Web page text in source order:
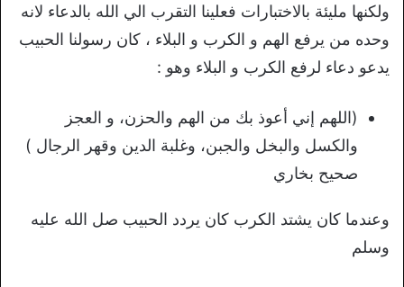
ولكنها مليئة بالاختبارات فعلينا التقرب الي الله بالدعاء لانه
وحده من يرفع الهم و الكرب و البلاء ، كان رسولنا الحبيب
يدعو دعاء لرفع الكرب و البلاء وهو :
(اللهم إني أعوذ بك من الهم والحزن، و العجز
والكسل والبخل والجبن، وغلبة الدين وقهر الرجال )
صحيح بخاري
وعندما كان يشتد الكرب كان يردد الحبيب صل الله عليه
وسلم